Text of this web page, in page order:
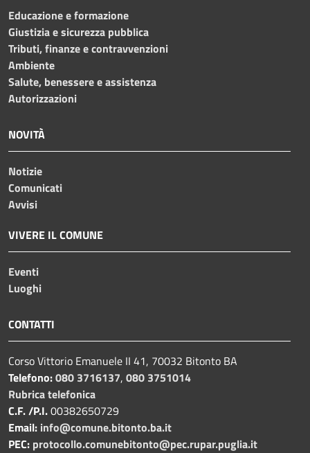
Educazione e formazione
Giustizia e sicurezza pubblica
Tributi, finanze e contravvenzioni
Ambiente
Salute, benessere e assistenza
Autorizzazioni
NOVITÀ
Notizie
Comunicati
Avvisi
VIVERE IL COMUNE
Eventi
Luoghi
CONTATTI
Corso Vittorio Emanuele II 41, 70032 Bitonto BA
Telefono:080 3716137, 080 3751014
Rubrica telefonica
C.F. /P.I.00382650729
Email: info@comune.bitonto.ba.it
PEC: protocollo.comunebitonto@pec.rupar.puglia.it